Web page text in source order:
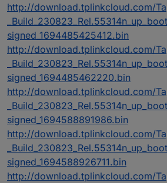
http://download.tplinkcloud.com/
signed_1694485425412.bin
http://download.tplinkcloud.com/
signed_1694485462220.bin
http://download.tplinkcloud.com/
signed_1694588891986.bin
http://download.tplinkcloud.com/
signed_1694588926711.bin
http://download.tplinkcloud.com/